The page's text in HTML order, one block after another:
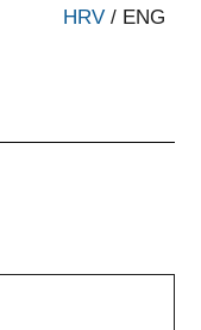
HRV / ENG